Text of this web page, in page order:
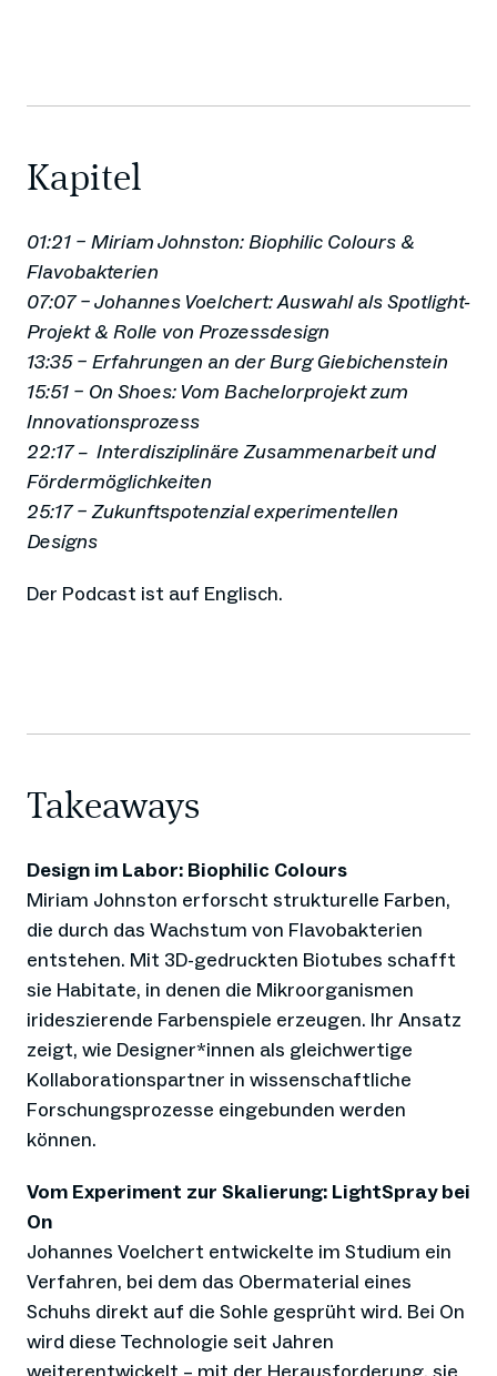
Kapitel
01:21 – Miriam Johnston: Biophilic Colours &
Flavobakterien
07:07 – Johannes Voelchert: Auswahl als Spotlight-
Projekt & Rolle von Prozessdesign
13:35 – Erfahrungen an der Burg Giebichenstein
15:51 – On Shoes: Vom Bachelorprojekt zum
Innovationsprozess
22:17 – Interdisziplinäre Zusammenarbeit und
Fördermöglichkeiten
25:17 – Zukunftspotenzial experimentellen
Designs
Der Podcast ist auf Englisch.
Takeaways
Design im Labor: Biophilic Colours
Miriam Johnston erforscht strukturelle Farben,
die durch das Wachstum von Flavobakterien
entstehen. Mit 3D-gedruckten Biotubes schafft
sie Habitate, in denen die Mikroorganismen
irideszierende Farbenspiele erzeugen. Ihr Ansatz
zeigt, wie Designer*innen als gleichwertige
Kollaborationspartner in wissenschaftliche
Forschungsprozesse eingebunden werden
können.
Vom Experiment zur Skalierung: LightSpray bei
On
Johannes Voelchert entwickelte im Studium ein
Verfahren, bei dem das Obermaterial eines
Schuhs direkt auf die Sohle gesprüht wird. Bei On
wird diese Technologie seit Jahren